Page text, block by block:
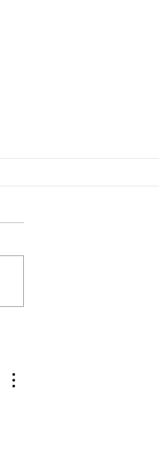
Τώρα. Με σύνθημα
Τώρα" όλα τα σχολεία